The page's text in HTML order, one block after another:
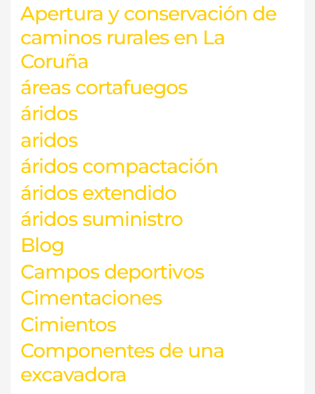
Apertura y conservación de
caminos rurales en La
Coruña
áreas cortafuegos
áridos
aridos
áridos compactación
áridos extendido
áridos suministro
Blog
Campos deportivos
Cimentaciones
Cimientos
Componentes de una
excavadora